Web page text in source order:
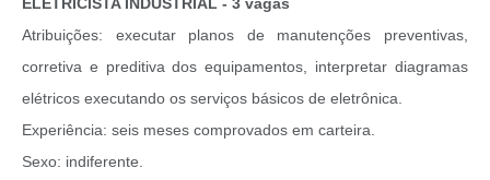
Atribuições: executar planos de manutenções preventivas,
corretiva e preditiva dos equipamentos, interpretar diagramas
elétricos executando os serviços básicos de eletrônica.
Experiência: seis meses comprovados em carteira.
Sexo: indiferente.